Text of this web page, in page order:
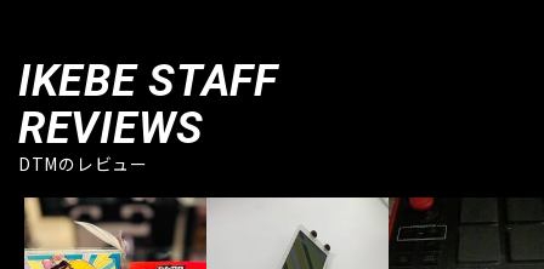
IKEBE STAFF
REVIEWS
DTMのレビュー